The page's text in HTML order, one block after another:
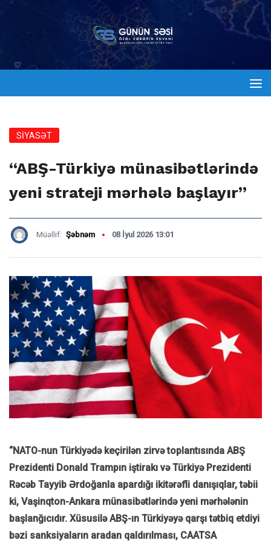
SİYASƏT
“ABŞ-Türkiyə münasibətlərində
yeni strateji mərhələ başlayır”
Müəllif: Şəbnəm 08 İyul 2026 13:01
“NATO-nun Türkiyədə keçirilən zirvə toplantısında ABŞ
Prezidenti Donald Trampın iştirakı və Türkiyə Prezidenti
Rəcəb Tayyib Ərdoğanla apardığı ikitərəfli danışıqlar, təbii
ki, Vaşinqton-Ankara münasibətlərində yeni mərhələnin
başlanğıcıdır. Xüsusilə ABŞ-ın Türkiyəyə qarşı tətbiq etdiyi
bəzi sanksiyaların aradan qaldırılması, CAATSA